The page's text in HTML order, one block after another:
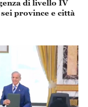
di livello IV
province e città